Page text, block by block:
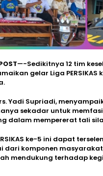
—-Sedikitnya 12 tim
gelar Liga
Yadi Supriadi,
sekadar untuk
dalam mempererat tali
ke-5 ini dapat
dari komponen
mendukung terhadap